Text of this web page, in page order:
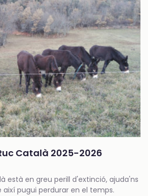
Català 2025-2026
està en greu perill d'extinció, ajuda'ns
pugui perdurar en el temps.